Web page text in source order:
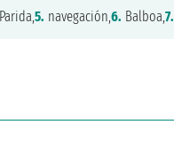
5. navegación,6. Balboa,7.